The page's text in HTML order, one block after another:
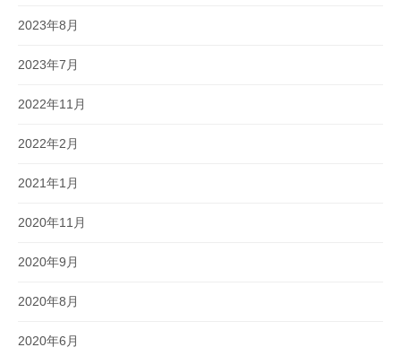
2023年8月
2023年7月
2022年11月
2022年2月
2021年1月
2020年11月
2020年9月
2020年8月
2020年6月